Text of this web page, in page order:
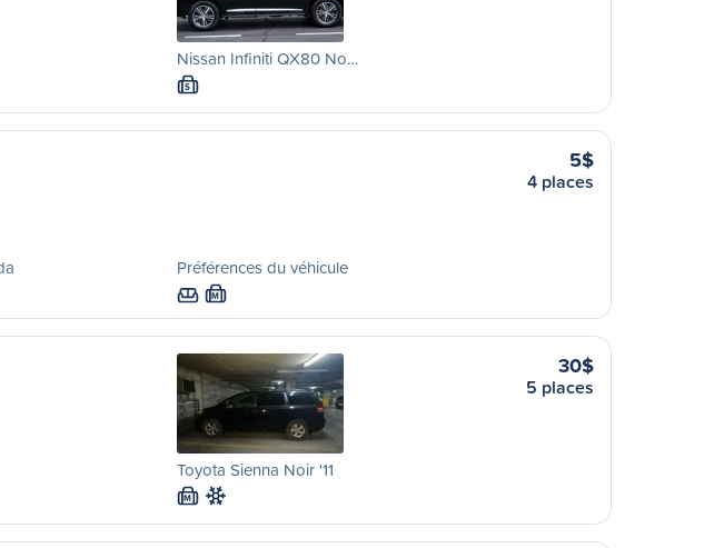
Nissan Infiniti QX80 No…
S
Préférences du véhicule
M
5$
4 places
Toyota Sienna Noir '11
M
30$
5 places